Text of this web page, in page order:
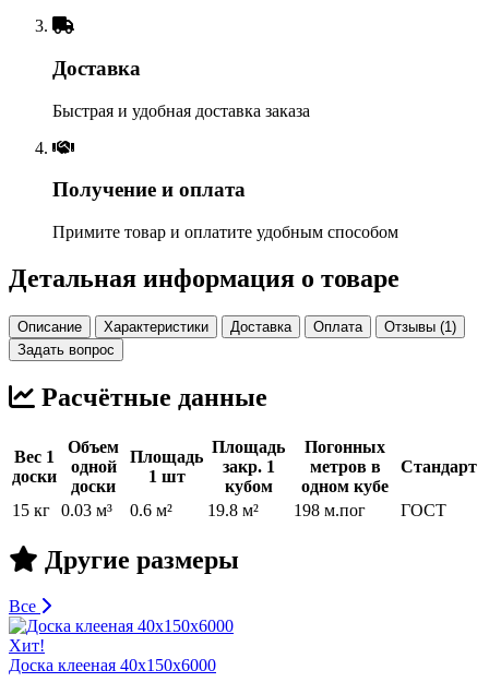
Доставка
Быстрая и удобная доставка заказа
Получение и оплата
Примите товар и оплатите удобным способом
Детальная информация о товаре
Описание Характеристики Доставка Оплата
Отзывы (1)
Задать вопрос
Расчётные данные
Вес 1
доски
Объем
одной
доски
Площадь
1 шт
Площадь
закр. 1
кубом
Погонных
метров в
одном кубе
Стандарт
15 кг 0.03 м³ 0.6 м² 19.8 м² 198 м.пог ГОСТ
Другие размеры
Все
Хит!
Доска клееная 40х150х6000